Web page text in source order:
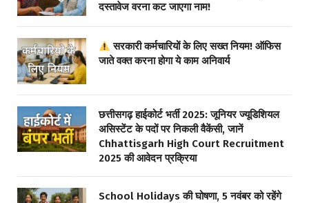
दस्तावेज वरना कट जाएगा नाम!
सरकारी कर्मचारियों के लिए सख्त नियम! ऑफिस
जाते वक्त करना होगा ये काम अनिवार्य
छत्तीसगढ़ हाईकोर्ट भर्ती 2025: जूनियर ज्यूडिशियल
असिस्टेंट के पदों पर निकली वैकेंसी, जानें
Chhattisgarh High Court Recruitment
2025 की आवेदन प्रक्रिया
School Holidays की घोषणा, 5 नवंबर को रहेंगे